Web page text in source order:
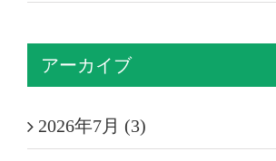
アーカイブ
2026年7月 (3)